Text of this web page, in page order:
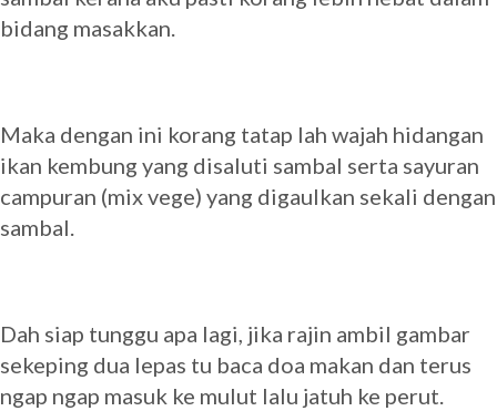
bidang masakkan.
Maka dengan ini korang tatap lah wajah hidangan
ikan kembung yang disaluti sambal serta sayuran
campuran (mix vege) yang digaulkan sekali dengan
sambal.
Dah siap tunggu apa lagi, jika rajin ambil gambar
sekeping dua lepas tu baca doa makan dan terus
ngap ngap masuk ke mulut lalu jatuh ke perut.